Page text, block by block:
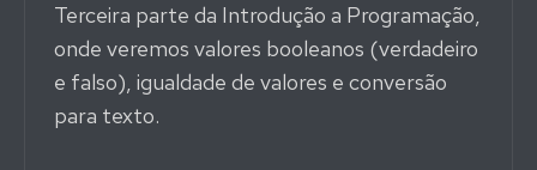
Terceira parte da Introdução a Programação,
onde veremos valores booleanos (verdadeiro
e falso), igualdade de valores e conversão
para texto.